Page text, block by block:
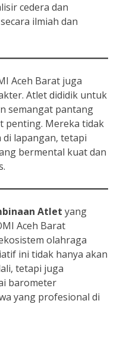
cedera dan
ilmiah dan
Aceh Barat juga
Atlet dididik untuk
semangat pantang
penting. Mereka tidak
di lapangan, tetapi
bermental kuat dan
Atlet yang
Aceh Barat
olahraga
ini tidak hanya akan
tetapi juga
barometer
yang profesional di